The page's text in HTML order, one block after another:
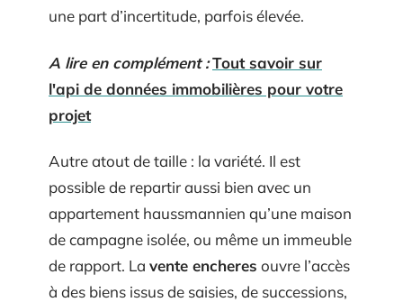
une part d’incertitude, parfois élevée.
A lire en complément :Tout savoir sur
l'api de données immobilières pour votre
projet
Autre atout de taille : la variété. Il est
possible de repartir aussi bien avec un
appartement haussmannien qu’une maison
de campagne isolée, ou même un immeuble
de rapport. La vente encheres ouvre l’accès
à des biens issus de saisies, de successions,